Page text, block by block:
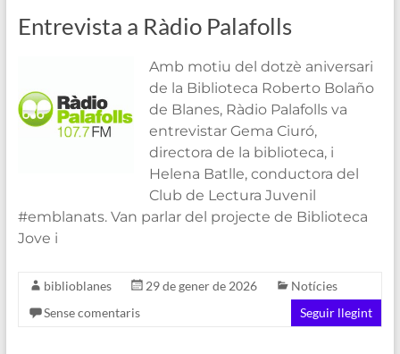
Entrevista a Ràdio Palafolls
Amb motiu del dotzè aniversari
de la Biblioteca Roberto Bolaño
de Blanes, Ràdio Palafolls va
entrevistar Gema Ciuró,
directora de la biblioteca, i
Helena Batlle, conductora del
Club de Lectura Juvenil
#emblanats. Van parlar del projecte de Biblioteca
Jove i
biblioblanes 29 de gener de 2026
Notícies
Sense comentaris
Seguir llegint